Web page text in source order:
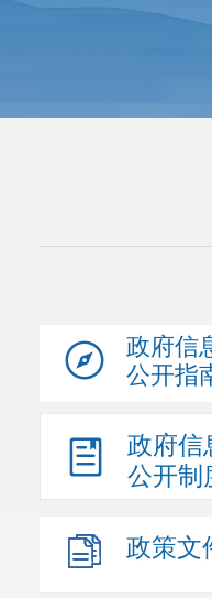
政府信
公开指
政府信
公开制
政策文